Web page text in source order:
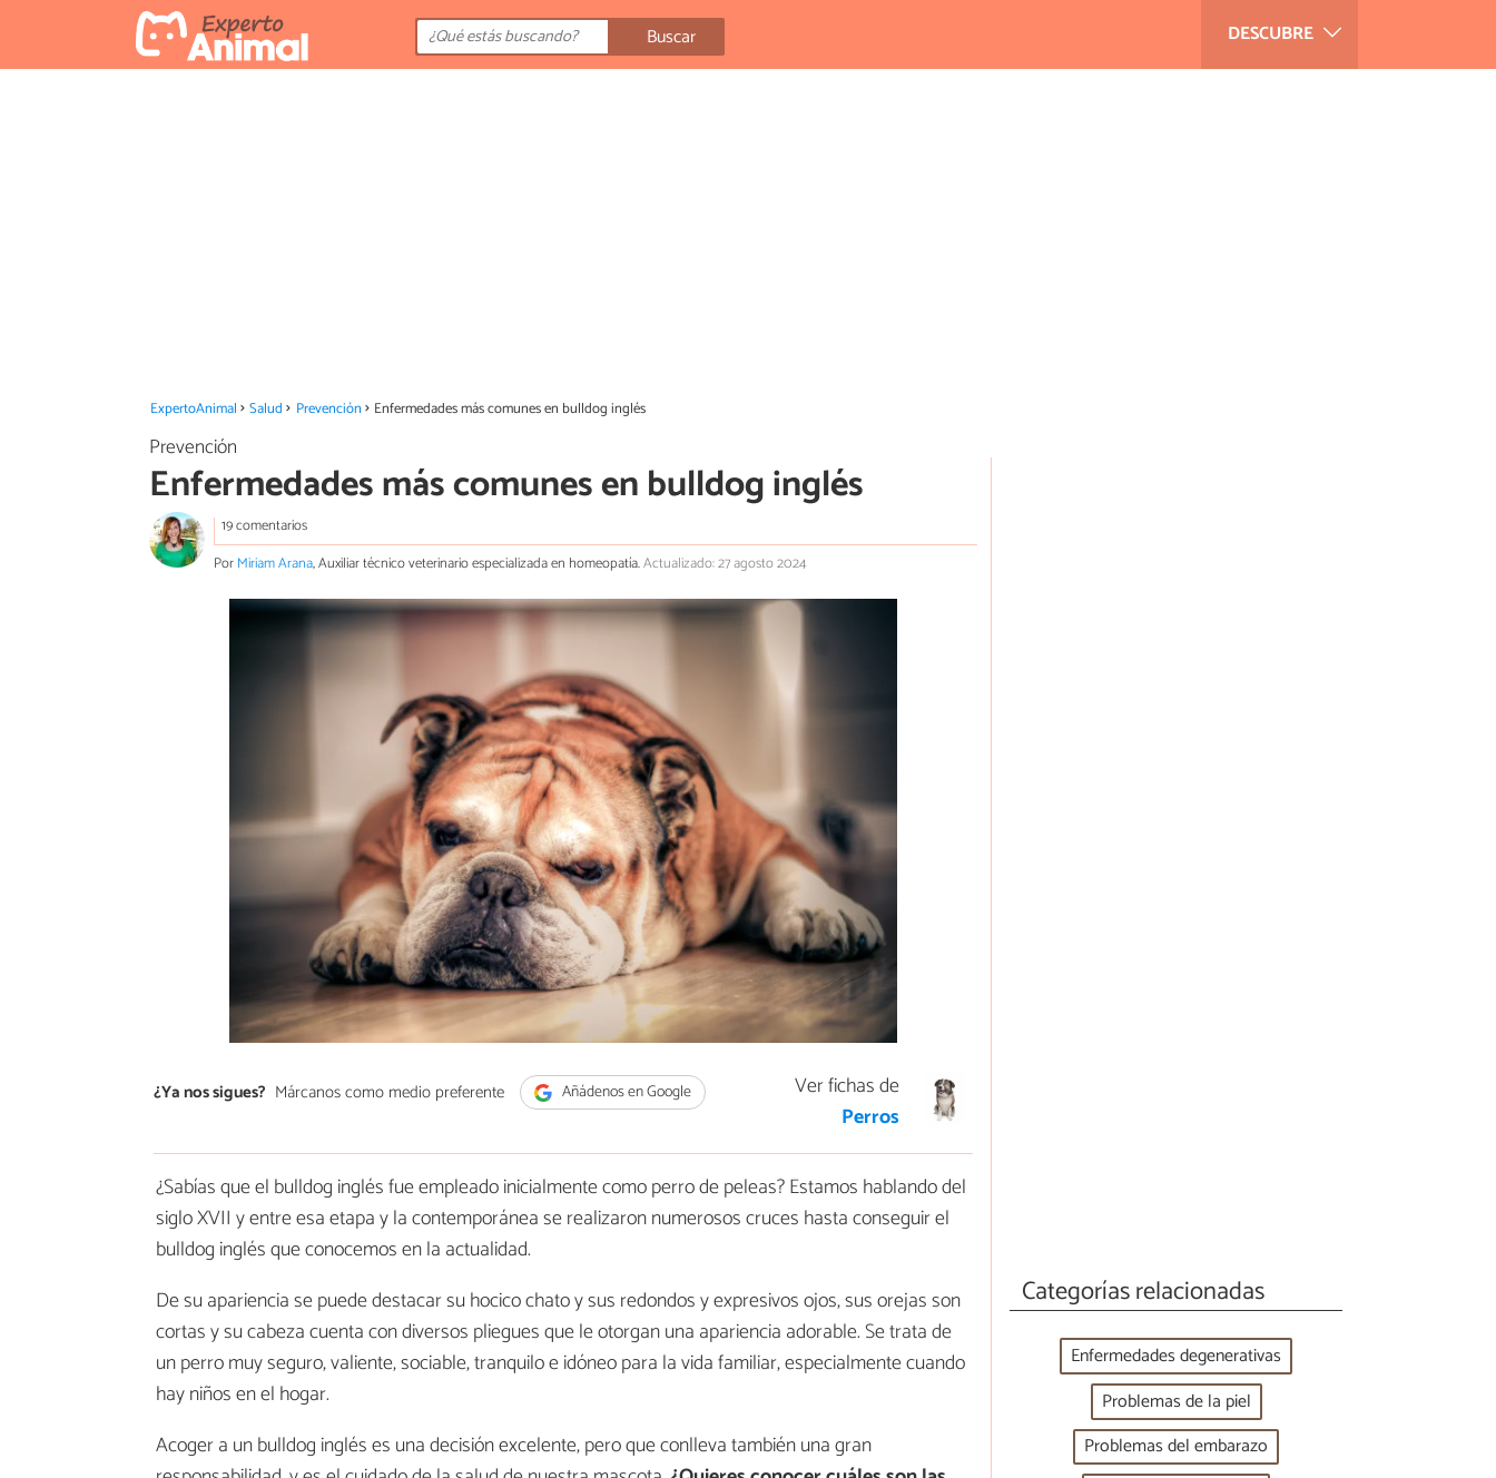
DESCUBRE
Buscar
ExpertoAnimal Salud Prevención Enfermedades más comunes en bulldog inglés
Prevención
Enfermedades más comunes en bulldog inglés
19 comentarios
PorMiriam Arana, Auxiliar técnico veterinario especializada en homeopatía.Actualizado: 27 agosto 2024
¿Ya nos sigues? Márcanos como medio preferente Añádenos en Google
Ver fichas de
Perros
¿Sabías que el bulldog inglés fue empleado inicialmente como perro de peleas? Estamos hablando del
siglo XVII y entre esa etapa y la contemporánea se realizaron numerosos cruces hasta conseguir el
bulldog inglés que conocemos en la actualidad.
De su apariencia se puede destacar su hocico chato y sus redondos y expresivos ojos, sus orejas son
cortas y su cabeza cuenta con diversos pliegues que le otorgan una apariencia adorable. Se trata de
un perro muy seguro, valiente, sociable, tranquilo e idóneo para la vida familiar, especialmente cuando
hay niños en el hogar.
Acoger a un bulldog inglés es una decisión excelente, pero que conlleva también una gran
Categorías relacionadas
Enfermedades degenerativas
Problemas de la piel
Problemas del embarazo